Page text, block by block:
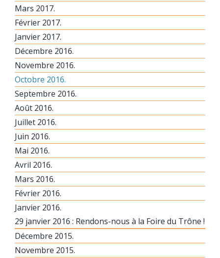
Mars 2017.
Février 2017.
Janvier 2017.
Décembre 2016.
Novembre 2016.
Octobre 2016.
Septembre 2016.
Août 2016.
Juillet 2016.
Juin 2016.
Mai 2016.
Avril 2016.
Mars 2016.
Février 2016.
Janvier 2016.
29 janvier 2016 : Rendons-nous à la Foire du Trône !
Décembre 2015.
Novembre 2015.